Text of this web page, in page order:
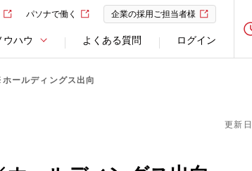
パソナで働く 企業の採用ご担当者様
ウハウ よくある質問 ログイン
ールディングス出向
更新